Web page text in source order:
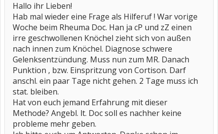
Hallo ihr Lieben!
Hab mal wieder eine Frage als Hilferuf ! War vorige
Woche beim Rheuma Doc. Han ja cP und zZ einen
irre geschwollenen Knöchel zieht sich von außen
nach innen zum Knöchel. Diagnose schwere
Gelenksentzündung. Muss nun zum MR. Danach
Punktion , bzw. Einspritzung von Cortison. Darf
anschl. ein paar Tage nicht gehen. 2 Tage muss ich
stat. bleiben.
Hat von euch jemand Erfahrung mit dieser
Methode? Angebl. lt. Doc soll es nachher keine
probleme mehr geben.